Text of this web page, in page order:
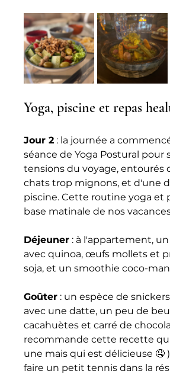
Yoga, piscine et repas
Jour 2 : la journée a
séance de Yoga Postural pour
tensions du voyage, entourés
chats trop mignons, et d'une
piscine. Cette routine yoga et
base matinale de nos
Déjeuner : à l'appartement,
avec quinoa, œufs mollets et
soja, et un smoothie coco-
Goûter : un espèce de
avec une datte, un peu de
cacahuètes et carré de
recommande cette recette
une mais qui est délicieuse 🤤
faire un petit tennis dans la